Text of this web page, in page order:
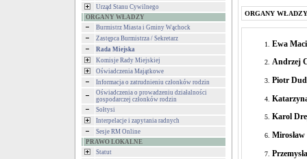
Urząd Stanu Cywilnego
ORGANY WŁADZY
Burmistrz Miasta i Gminy Wąchock
Zastępca Burmistrza / Sekretarz
Rada Miejska
Komisje Rady Miejskiej
Oświadczenia Majątkowe
Informacja o zatrudnieniu członków rodzin
Oświadczenia o prowadzeniu działalności
gospodarczej członków rodzin
Sołtysi
Interpelacje i zapytania radnych
Sesje RM Online
PRAWO LOKALNE
Statut
ORGANY WŁADZY
Ewa
Andrzej
Piotr
Karol
Mirosław